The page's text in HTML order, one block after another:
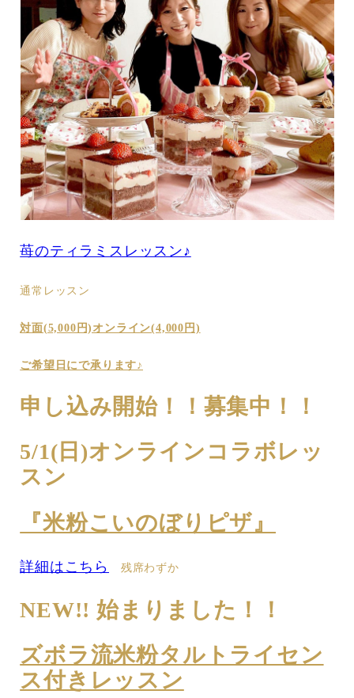
苺のティラミスレッスン♪
通常レッスン
対面(5,000円)オンライン(4,000円)
ご希望日にで承ります♪
申し込み開始！！募集中！！
5/1(日)オンラインコラボレッ
スン
『米粉こいのぼりピザ』
詳細はこちら 残席わずか
NEW!! 始まりました！！
ズボラ流米粉タルトライセン
ス付きレッスン